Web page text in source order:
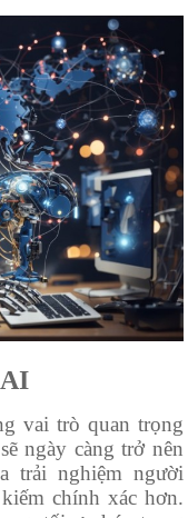
vai trò quan trọng
ngày càng trở nên
trải nghiệm người
chính xác hơn.